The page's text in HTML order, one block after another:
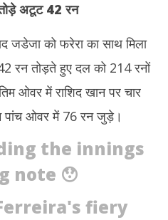
अटूट 42 रन
को फरेरा का साथ मिला
रन तोड़ते हुए दल को 214 रनों
ओवर में राशिद खान पर चार
ओवर में 76 रन जुड़े।
the innings
note 😯
fiery